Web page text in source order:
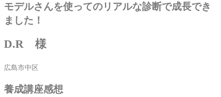
モデルさんを使ってのリアルな診断で成長でき
ました！
D.R 様
広島市中区
養成講座感想